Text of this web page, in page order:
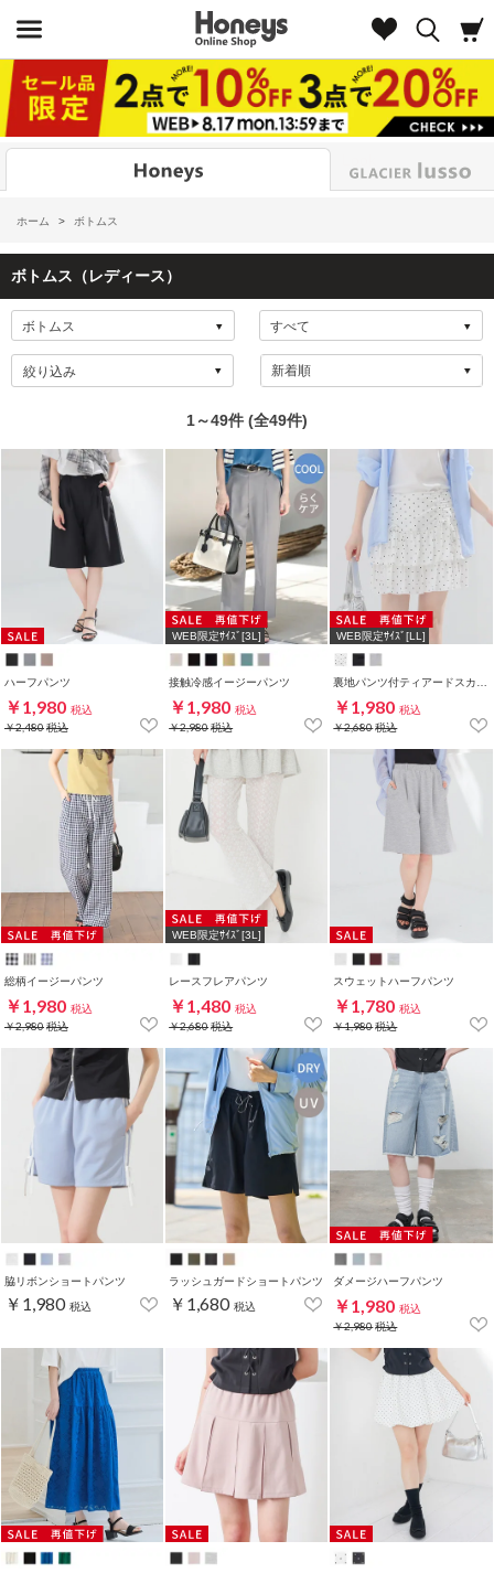
ホーム > ボトムス
ボトムス（レディース）
絞り込み
1～49件 (全49件)
ハーフパンツ
￥1,980 税込
￥2,480税込
WEB限定ｻｲｽﾞ[3L]
接触冷感イージーパンツ
￥1,980 税込
￥2,980税込
WEB限定ｻｲｽﾞ[LL]
￥1,980 税込
￥2,680税込
総柄イージーパンツ
￥1,980 税込
￥2,980税込
WEB限定ｻｲｽﾞ[3L]
レースフレアパンツ
￥1,480 税込
￥2,680税込
スウェットハーフパンツ
￥1,780 税込
￥1,980税込
脇リボンショートパンツ
￥1,980 税込
ラッシュガードショートパンツ
￥1,680 税込
ダメージハーフパンツ
￥1,980 税込
￥2,980税込